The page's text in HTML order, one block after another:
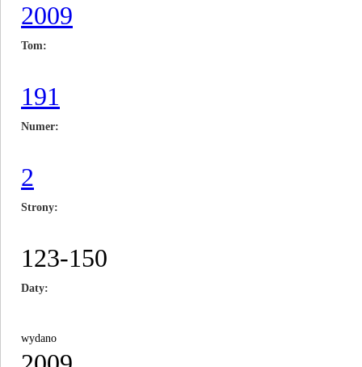
2009
Tom
191
Numer
2
Strony
123-150
Daty
wydano